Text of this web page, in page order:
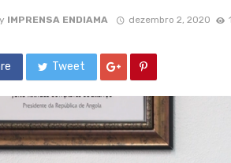
IMPRENSA ENDIAMA dezembro 2, 2020
Tweet